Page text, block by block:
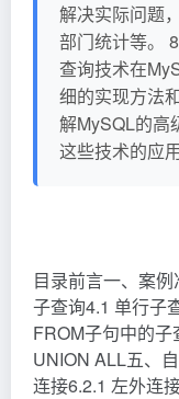
解决实际问题
部门统计等。
查询技术在
细的实现方法
解MySQL的高
这些技术的应
目录前言一、案例
子查询4.1 单行子
FROM子句中的
UNION ALL五、
连接6.2.1 左外连